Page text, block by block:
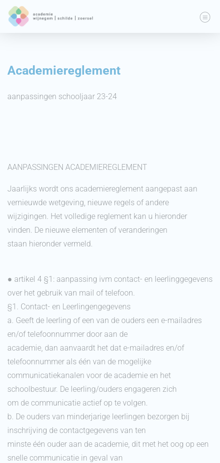
Academiereglement
aanpassingen schooljaar 23-24
AANPASSINGEN ACADEMIEREGLEMENT
Jaarlijks wordt ons academiereglement aangepast aan
vernieuwde wetgeving, nieuwe regels of andere
wijzigingen. Het volledige reglement kan u hieronder
vinden. De nieuwe elementen of veranderingen
staan hieronder vermeld.
● artikel 4 §1: aanpassing ivm contact- en leerlinggegevens
over het gebruik van mail of telefoon.
§1. Contact- en Leerlingengegevens
a. Geeft de leerling of een van de ouders een e-mailadres
en/of telefoonnummer door aan de
academie, dan aanvaardt het dat e-mailadres en/of
telefoonnummer als één van de mogelijke
communicatiekanalen voor de academie en het
schoolbestuur. De leerling/ouders engageren zich
om de communicatie actief op te volgen.
b. De ouders van minderjarige leerlingen bezorgen bij
inschrijving de contactgegevens van ten
minste één ouder aan de academie, dit met het oog op een
snelle communicatie in geval van